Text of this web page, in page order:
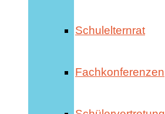
Schulelternrat
Fachkonferenzen